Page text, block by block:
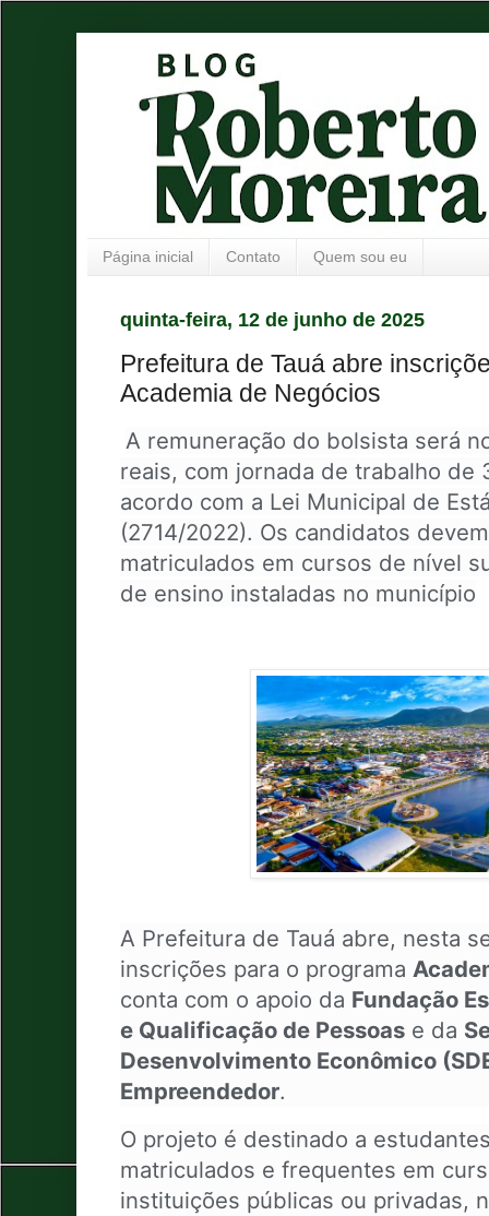
Página inicial Contato Quem sou eu
quinta-feira, 12 de junho de 2025
Prefeitura de Tauá abre
Academia de Negócios
A remuneração do bolsista será
reais, com jornada de trabalho de
acordo com a Lei Municipal de
(2714/2022). Os candidatos
matriculados em cursos de nível
de ensino instaladas no município
A Prefeitura de Tauá abre, nesta
inscrições para o programa
conta com o apoio da Fundação
e Qualificação de Pessoas e da
Desenvolvimento Econômico
Empreendedor.
O projeto é destinado a
matriculados e frequentes em
instituições públicas ou privadas,